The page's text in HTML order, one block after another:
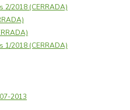
2018 (CERRADA)
2018 (CERRADA)
2013